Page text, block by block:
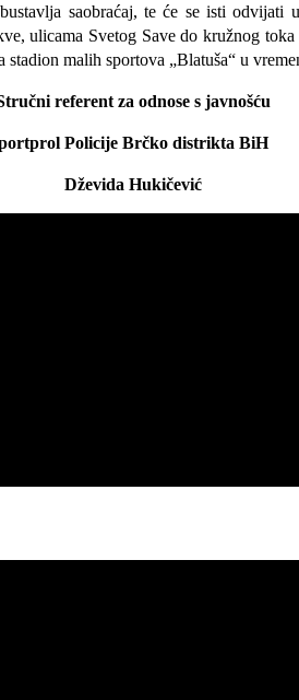
saobraćaj, te će se isti
ulicama Svetog Save do kružnog
malih sportova „Blatuša“ u
referent za odnose s javnošću
Policije Brčko distrikta BiH
Dževida Hukičević